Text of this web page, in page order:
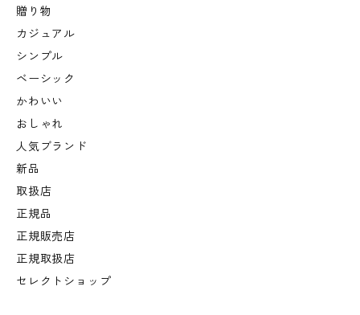
贈り物
カジュアル
シンプル
ベーシック
かわいい
おしゃれ
人気ブランド
新品
取扱店
正規品
正規販売店
正規取扱店
セレクトショップ